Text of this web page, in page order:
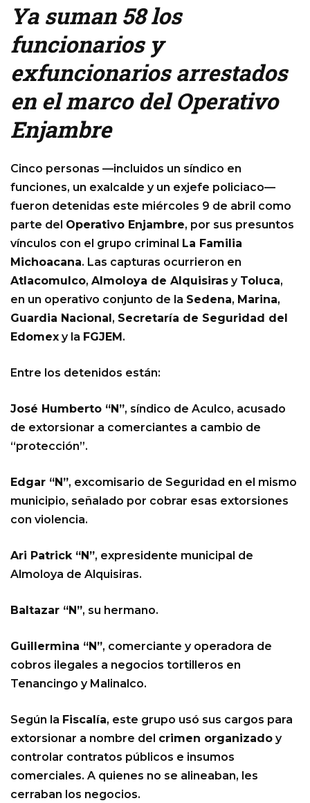
Ya suman 58 los
funcionarios y
exfuncionarios arrestados
en el marco del Operativo
Enjambre
Cinco personas —incluidos un síndico en
funciones, un exalcalde y un exjefe policiaco—
fueron detenidas este miércoles 9 de abril como
parte del Operativo Enjambre, por sus presuntos
vínculos con el grupo criminal
La Familia
Michoacana. Las capturas ocurrieron en
Atlacomulco, Almoloya de Alquisiras y Toluca,
en un operativo conjunto de la Sedena, Marina,
Guardia Nacional , Secretaría de Seguridad del
Edomex y la FGJEM .
Entre los detenidos están:
José Humberto “N”, síndico de Aculco, acusado
de extorsionar a comerciantes a cambio de
“protección”.
Edgar “N”, excomisario de Seguridad en el mismo
municipio, señalado por cobrar esas extorsiones
con violencia.
Ari Patrick “N”, expresidente municipal de
Almoloya de Alquisiras.
Baltazar “N”, su hermano.
Guillermina “N”, comerciante y operadora de
cobros ilegales a negocios tortilleros en
Tenancingo y Malinalco.
Según la Fiscalía, este grupo usó sus cargos para
extorsionar a nombre del crimen organizado y
controlar contratos públicos e insumos
comerciales. A quienes no se alineaban, les
cerraban los negocios.